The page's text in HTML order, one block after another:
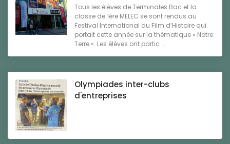
Tous les élèves de Terminales Bac et la
classe de 1ère MELEC se sont rendus au
Festival International du Film d’Histoire qui
portait cette année sur la thématique « Notre
Terre ». Les élèves ont partic ...
Olympiades inter-clubs
d'entreprises
...